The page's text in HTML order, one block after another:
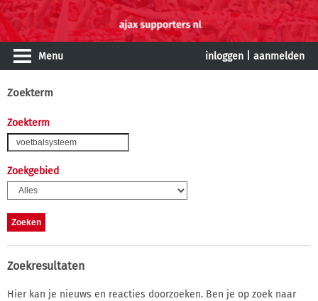
Menu inloggen aanmelden
Zoekterm
Zoekterm
Zoekgebied
Zoekresultaten
Hier kan je nieuws en reacties doorzoeken. Ben je op zoek naar